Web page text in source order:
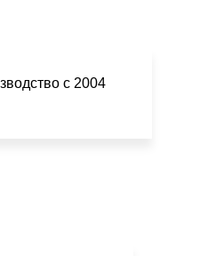
с 2004